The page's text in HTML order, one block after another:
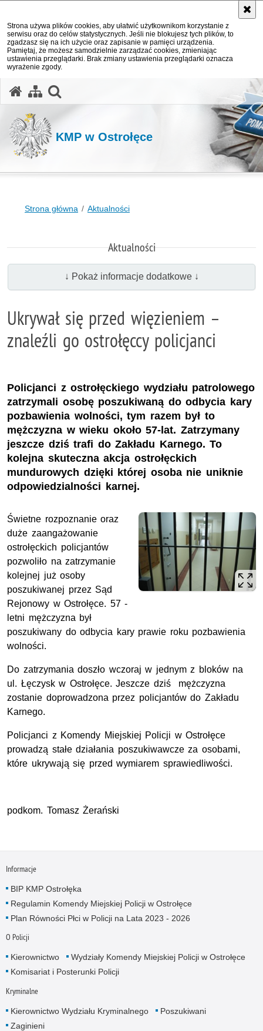
Strona używa plików cookies, aby ułatwić użytkownikom korzystanie z
serwisu oraz do celów statystycznych. Jeśli nie blokujesz tych plików, to
zgadzasz się na ich użycie oraz zapisanie w pamięci urządzenia.
Pamiętaj, że możesz samodzielnie zarządzać cookies, zmieniając
ustawienia przeglądarki. Brak zmiany ustawienia przeglądarki oznacza
wyrażenie zgody.
KMP w Ostrołęce
Strona główna Aktualności
Aktualności
↓ Pokaż informacje dodatkowe ↓
Ukrywał się przed więzieniem –
znaleźli go ostrołęccy policjanci
Policjanci z ostrołęckiego wydziału patrolowego
zatrzymali osobę poszukiwaną do odbycia kary
pozbawienia wolności, tym razem był to
mężczyzna w wieku około 57-lat. Zatrzymany
jeszcze dziś trafi do Zakładu Karnego. To
kolejna skuteczna akcja ostrołęckich
mundurowych dzięki której osoba nie uniknie
odpowiedzialności karnej.
Świetne rozpoznanie oraz
duże zaangażowanie
ostrołęckich policjantów
pozwoliło na zatrzymanie
kolejnej już osoby
poszukiwanej przez Sąd
Rejonowy w Ostrołęce. 57 -
letni mężczyzna był
poszukiwany do odbycia kary prawie roku pozbawienia
wolności.
Do zatrzymania doszło wczoraj w jednym z bloków na
ul. Łęczysk w Ostrołęce. Jeszcze dziś mężczyzna
zostanie doprowadzona przez policjantów do Zakładu
Karnego.
Policjanci z Komendy Miejskiej Policji w Ostrołęce
prowadzą stałe działania poszukiwawcze za osobami,
które ukrywają się przed wymiarem sprawiedliwości.
podkom. Tomasz Żerański
Informacje
BIP KMP Ostrołęka
Regulamin Komendy Miejskiej Policji w Ostrołęce
Plan Równości Płci w Policji na Lata 2023 - 2026
O Policji
Kierownictwo
Wydziały Komendy Miejskiej Policji w Ostrołęce
Komisariat i Posterunki Policji
Kryminalne
Kierownictwo Wydziału Kryminalnego
Poszukiwani
Zaginieni